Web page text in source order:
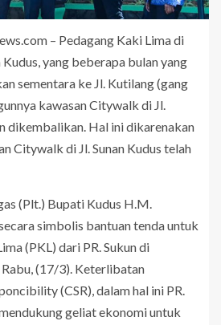
– Pedagang Kaki Lima di
Kudus, yang beberapa bulan yang
sementara ke Jl. Kutilang (gang
kawasan Citywalk di Jl.
dikembalikan. Hal ini dikarenakan
Citywalk di Jl. Sunan Kudus telah
(Plt.) Bupati Kudus H.M.
simbolis bantuan tenda untuk
(PKL) dari PR. Sukun di
(17/3). Keterlibatan
(CSR), dalam hal ini PR.
geliat ekonomi untuk